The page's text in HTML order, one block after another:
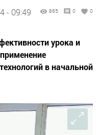
- 09:49 865 0 0
урока и
в начальной